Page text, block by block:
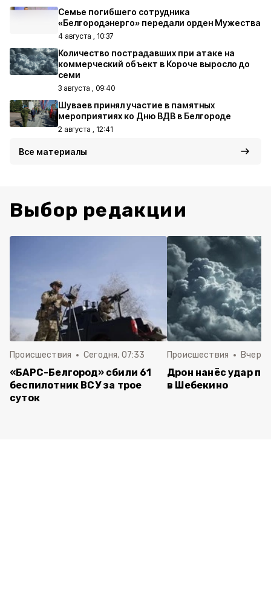
Семье погибшего сотрудника
«Белгородэнерго» передали орден Мужества
4 августа , 10:37
Количество пострадавших при атаке на
коммерческий объект в Короче выросло до
семи
3 августа , 09:40
Шуваев принял участие в памятных
мероприятиях ко Дню ВДВ в Белгороде
2 августа , 12:41
Все материалы
Выбор редакции
Происшествия Сегодня, 07:33
«БАРС-Белгород» сбили 61
беспилотник ВСУ за трое
суток
Происшествия Вчера,
Дрон нанёс удар по
в Шебекино